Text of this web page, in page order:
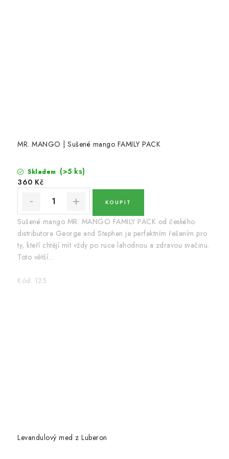
MR. MANGO | Sušené mango FAMILY PACK
Skladem (>5 ks)
360 Kč
Sušené mango MR. MANGO FAMILY PACK od českého
distributora George and Stephen je perfektním řešením pro
ty, kteří chtějí mít vždy po ruce lahodnou a zdravou svačinu.
Toto větší...
Kód: 125
Levandulový med z Luberon